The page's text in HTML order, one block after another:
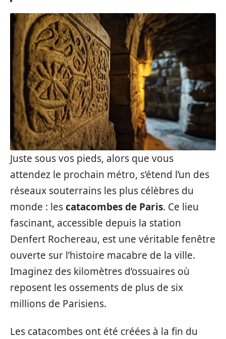
Juste sous vos pieds, alors que vous
attendez le prochain métro, s’étend l’un des
réseaux souterrains les plus célèbres du
monde : lescatacombes de Paris. Ce lieu
fascinant, accessible depuis la station
Denfert Rochereau, est une véritable fenêtre
ouverte sur l’histoire macabre de la ville.
Imaginez des kilomètres d’ossuaires où
reposent les ossements de plus de six
millions de Parisiens.
Les catacombes ont été créées à la fin du